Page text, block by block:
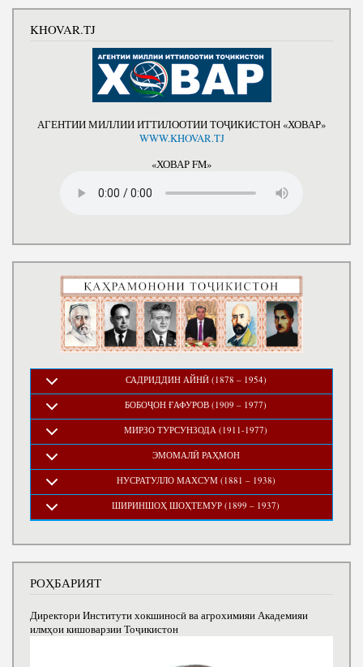
KHOVAR.TJ
АГЕНТИИ МИЛЛИИ ИТТИЛООТИИ ТОҶИКИСТОН «ХОВАР»
WWW.KHOVAR.TJ
«ХОВАР FM»
САДРИДДИН АЙНӢ (1878 – 1954)
БОБОҶОН ҒАФУРОВ (1909 – 1977)
МИРЗО ТУРСУНЗОДА (1911-1977)
ЭМОМАЛӢ РАҲМОН
НУСРАТУЛЛО МАХСУМ (1881 – 1938)
ШИРИНШОҲ ШОҲТЕМУР (1899 – 1937)
РОҲБАРИЯТ
Директори Институти хокшиносӣ ва агрохимияи Академияи
илмҳои кишоварзии Тоҷикистон